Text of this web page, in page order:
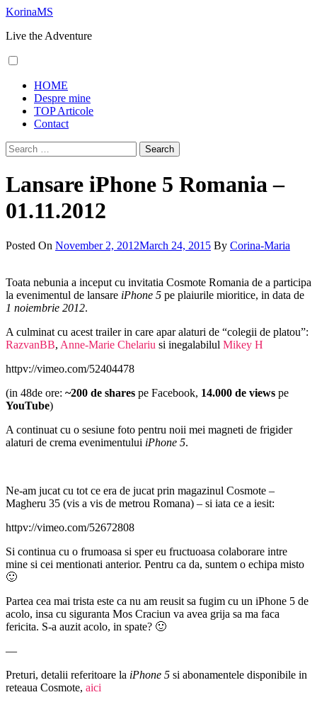
Skip
content
KorinaMS
Live the Adventure
Menu
HOME
Despre mine
TOP Articole
Contact
Search
for:
Lansare iPhone 5 Romania –
01.11.2012
Posted On November 2, 2012March 24, 2015 By Corina-Maria
Toata nebunia a inceput cu invitatia Cosmote Romania de a participa
la evenimentul de lansare iPhone 5 pe plaiurile mioritice, in data de
1 noiembrie 2012.
A culminat cu acest trailer in care apar alaturi de “colegii de platou”:
RazvanBB, Anne-Marie Chelariu si inegalabilul Mikey H
httpv://vimeo.com/52404478
(in 48de ore: ~200 de shares pe Facebook, 14.000 de views pe
YouTube)
A continuat cu o sesiune foto pentru noii mei magneti de frigider
alaturi de crema evenimentului iPhone 5.
Ne-am jucat cu tot ce era de jucat prin magazinul Cosmote –
Magheru 35 (vis a vis de metrou Romana) – si iata ce a iesit:
httpv://vimeo.com/52672808
Si continua cu o frumoasa si sper eu fructuoasa colaborare intre
mine si cei mentionati anterior. Pentru ca da, suntem o echipa misto
🙂
Partea cea mai trista este ca nu am reusit sa fugim cu un iPhone 5 de
acolo, insa cu siguranta Mos Craciun va avea grija sa ma faca
fericita. S-a auzit acolo, in spate? 🙂
—
Preturi, detalii referitoare la iPhone 5 si abonamentele disponibile in
reteaua Cosmote, aici